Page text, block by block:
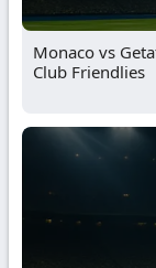
Monaco vs
Club Friendlies